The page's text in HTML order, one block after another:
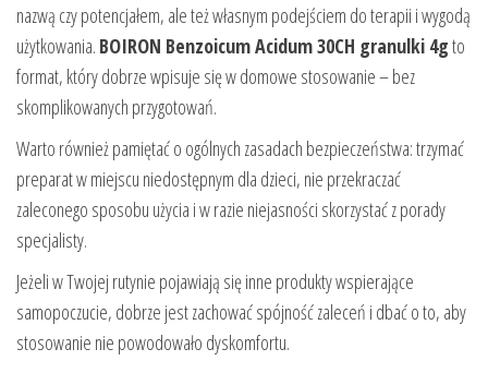
nazwą czy potencjałem, ale też własnym podejściem do terapii i wygodą
użytkowania. BOIRON Benzoicum Acidum 30CH granulki 4gto
format, który dobrze wpisuje się w domowe stosowanie – bez
skomplikowanych przygotowań.
Warto również pamiętać o ogólnych zasadach bezpieczeństwa: trzymać
preparat w miejscu niedostępnym dla dzieci, nie przekraczać
zaleconego sposobu użycia i w razie niejasności skorzystać z porady
specjalisty.
Jeżeli w Twojej rutynie pojawiają się inne produkty wspierające
samopoczucie, dobrze jest zachować spójność zaleceń i dbać o to, aby
stosowanie nie powodowało dyskomfortu.